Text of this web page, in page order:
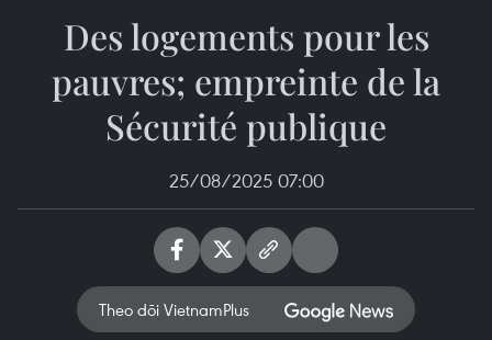
Des logements pour les
pauvres; empreinte de la
Sécurité publique
25/08/2025 07:00
Theo dõi VietnamPlus